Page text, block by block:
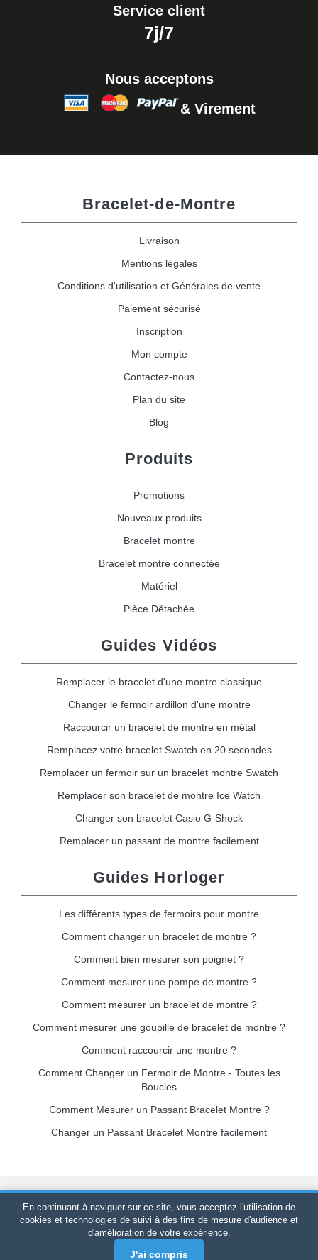
Service client
7j/7
Nous acceptons
& Virement
Bracelet-de-Montre
Livraison
Mentions légales
Conditions d'utilisation et Générales de vente
Paiement sécurisé
Inscription
Mon compte
Contactez-nous
Plan du site
Blog
Produits
Promotions
Nouveaux produits
Bracelet montre
Bracelet montre connectée
Matériel
Pièce Détachée
Guides Vidéos
Remplacer le bracelet d'une montre classique
Changer le fermoir ardillon d'une montre
Raccourcir un bracelet de montre en métal
Remplacez votre bracelet Swatch en 20 secondes
Remplacer un fermoir sur un bracelet montre Swatch
Remplacer son bracelet de montre Ice Watch
Changer son bracelet Casio G-Shock
Remplacer un passant de montre facilement
Guides Horloger
Les différents types de fermoirs pour montre
Comment changer un bracelet de montre ?
Comment bien mesurer son poignet ?
Comment mesurer une pompe de montre ?
Comment mesurer un bracelet de montre ?
Comment mesurer une goupille de bracelet de montre ?
Comment raccourcir une montre ?
Comment Changer un Fermoir de Montre - Toutes les
Boucles
Comment Mesurer un Passant Bracelet Montre ?
Changer un Passant Bracelet Montre facilement
Bracelet-de-montre.com© 2026Tous droits réservés-SIRET
520 247 727 000 57 -Plateforme Juridique : BP 20075 - 31121
PORTET PDC - France Métropolitaine-Vente en ligne
uniquement
En continuant à naviguer sur ce site, vous acceptez l'utilisation de
cookies et technologies de suivi à des fins de mesure d'audience et
d'amélioration de votre expérience.
J'ai compris